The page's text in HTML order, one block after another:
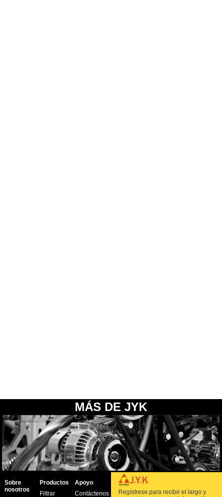
MÁS DE JYK
Sobre
nosotros
Productos
Filtrar
Apoyo
Contáctenos
Regístrese para recibir el largo y